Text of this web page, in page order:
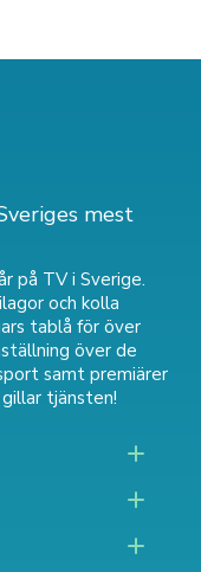
mest
på TV i Sverige.
och kolla
tablå för över
över de
samt premiärer
tjänsten!